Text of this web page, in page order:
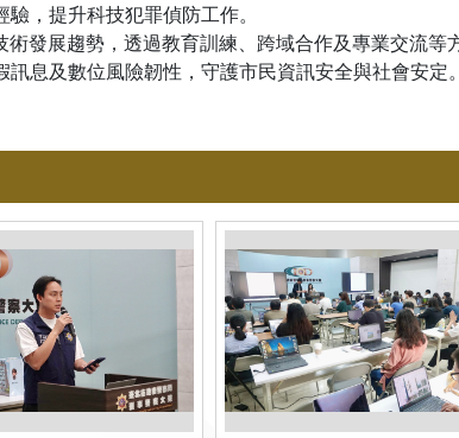
，提升科技犯罪偵防工作。
展趨勢，透過教育訓練、跨域合作及專業交流等
息及數位風險韌性，守護市民資訊安全與社會安定。